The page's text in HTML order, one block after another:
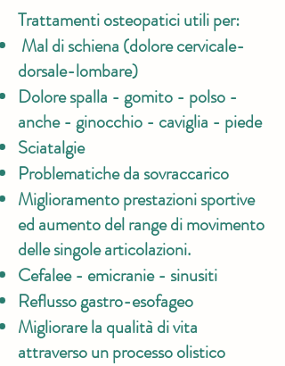
Trattamenti osteopatici utili per:
Mal di schiena (dolore cervicale-
dorsale-lombare)
Dolore spalla - gomito - polso -
anche - ginocchio - caviglia - piede
Sciatalgie
Problematiche da sovraccarico
Miglioramento prestazioni sportive
ed aumento del range di movimento
delle singole articolazioni.
Cefalee - emicranie - sinusiti
Reflusso gastro-esofageo
Migliorare la qualità di vita
attraverso un processo olistico